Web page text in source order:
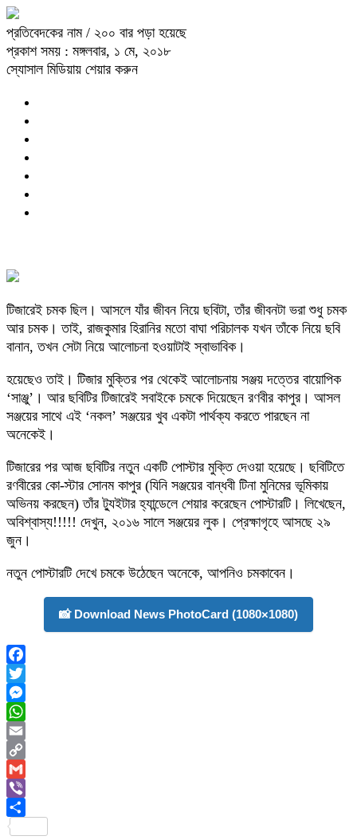
প্রতিবেদকের নাম / ২০০ বার পড়া হয়েছে
প্রকাশ সময় : মঙ্গলবার, ১ মে, ২০১৮
স্যোসাল মিডিয়ায় শেয়ার করুন
টিজারেই চমক ছিল। আসলে যাঁর জীবন নিয়ে ছবিটা, তাঁর জীবনটা ভরা শুধু চমক
আর চমক। তাই, রাজকুমার হিরানির মতো বাঘা পরিচালক যখন তাঁকে নিয়ে ছবি
বানান, তখন সেটা নিয়ে আলোচনা হওয়াটাই স্বাভাবিক।
হয়েছেও তাই। টিজার মুক্তির পর থেকেই আলোচনায় সঞ্জয় দত্তের বায়োপিক
‘সাঞ্জু’। আর ছবিটির টিজারেই সবাইকে চমকে দিয়েছেন রণবীর কাপুর। আসল
সঞ্জয়ের সাথে এই ‘নকল’ সঞ্জয়ের খুব একটা পার্থক্য করতে পারছেন না
অনেকেই।
টিজারের পর আজ ছবিটির নতুন একটি পোস্টার মুক্তি দেওয়া হয়েছে। ছবিটিতে
রণবীরের কো-স্টার সোনম কাপুর (যিনি সঞ্জয়ের বান্ধবী টিনা মুনিমের ভূমিকায়
অভিনয় করছেন) তাঁর ট্যুইটার হ্যান্ডেলে শেয়ার করেছেন পোস্টারটি। লিখেছেন,
অবিশ্বাস্য!!!!! দেখুন, ২০১৬ সালে সঞ্জয়ের লুক। প্রেক্ষাগৃহে আসছে ২৯
জুন।
নতুন পোস্টারটি দেখে চমকে উঠেছেন অনেকে, আপনিও চমকাবেন।
📸 Download News PhotoCard (1080×1080)
Facebook
Twitter
Messenger
WhatsApp
Email
Copy
Link
Gmail
Viber